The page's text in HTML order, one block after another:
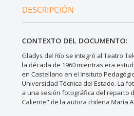
DESCRIPCIÓN
CONTEXTO DEL DOCUMENTO:
Gladys del Río se integró al Teatro
la década de 1960 mientras era
en Castellano en el Insituto
Universidad Técnica del Estado. La
a una sesión fotográfica del reparto
Caliente" de la autora chilena María